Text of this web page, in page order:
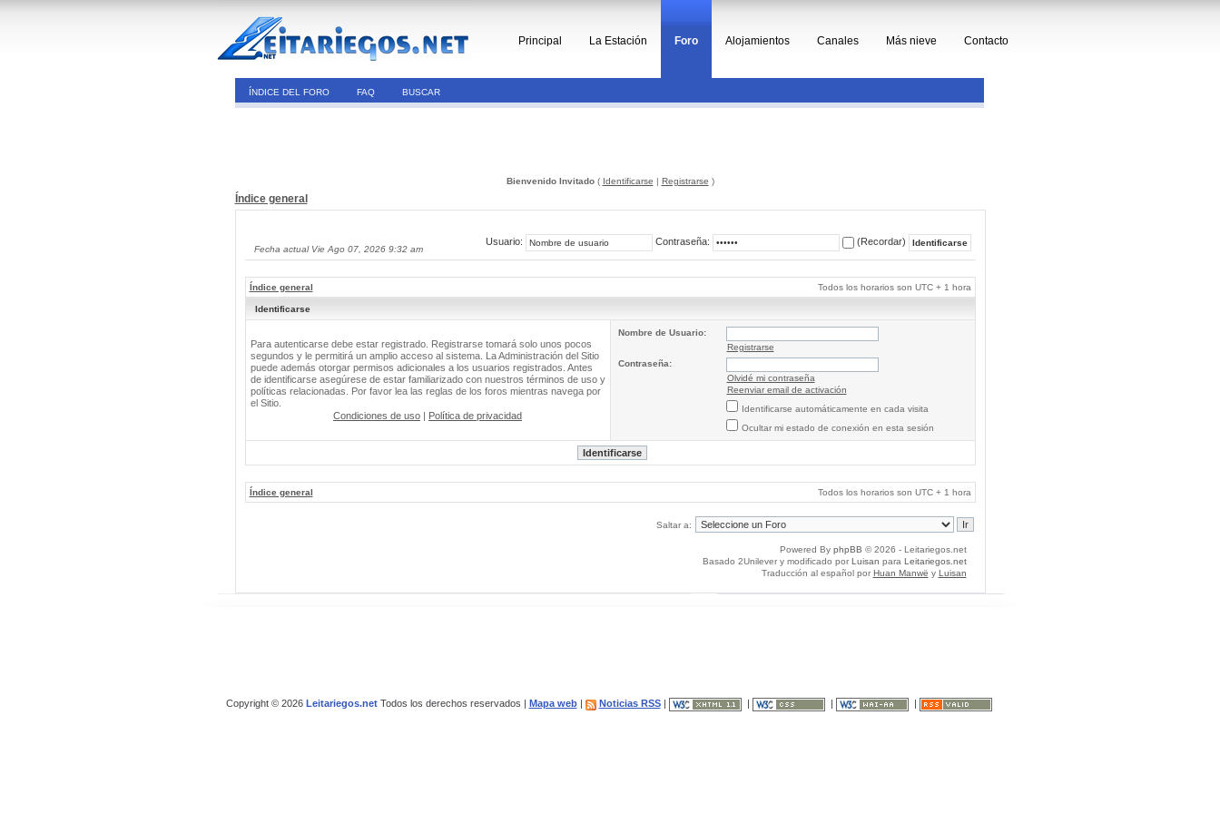
Principal La Estación Foro Alojamientos Canales Más nieve Contacto
ÍNDICE DEL FORO FAQ BUSCAR
Bienvenido Invitado( Identificarse | Registrarse )
Índice general
Fecha actual Vie Ago 07, 2026 9:32 am
Usuario: Contraseña: (Recordar)
Índice general Todos los horarios son UTC + 1 hora
Identificarse
Para autenticarse debe estar registrado. Registrarse tomará solo unos pocos
segundos y le permitirá un amplio acceso al sistema. La Administración del Sitio
puede además otorgar permisos adicionales a los usuarios registrados. Antes
de identificarse asegúrese de estar familiarizado con nuestros términos de uso y
políticas relacionadas. Por favor lea las reglas de los foros mientras navega por
el Sitio.
Condiciones de uso | Política de privacidad
Nombre de Usuario:
Registrarse
Contraseña:
Olvidé mi contraseña
Reenviar email de activación
Identificarse automáticamente en cada visita
Ocultar mi estado de conexión en esta sesión
Índice general Todos los horarios son UTC + 1 hora
Saltar a:
Powered By phpBB © 2026 - Leitariegos.net
Basado 2Unilever y modificado por Luisan para Leitariegos.net
Traducción al español por Huan Manwë y Luisan
Copyright © 2026 Leitariegos.netTodos los derechos reservados | Mapa web| Noticias RSS|